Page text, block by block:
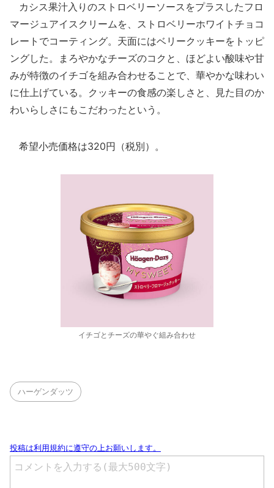
カシス果汁入りのストロベリーソースをプラスしたフロ
マージュアイスクリームを、ストロベリーホワイトチョコ
レートでコーティング。天面にはベリークッキーをトッピ
ングした。まろやかなチーズのコクと、ほどよい酸味や甘
みが特徴のイチゴを組み合わせることで、華やかな味わい
に仕上げている。クッキーの食感の楽しさと、見た目のか
わいらしさにもこだわったという。
希望小売価格は320円（税別）。
イチゴとチーズの華やぐ組み合わせ
ハーゲンダッツ